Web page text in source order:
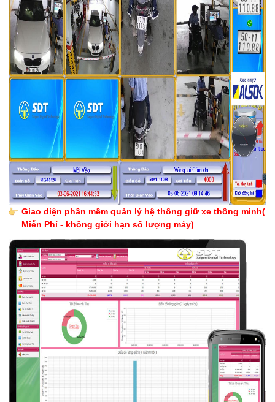
Giao diện phần mềm quản lý hệ thống giữ xe thông minh(
Miễn Phí - không giới hạn số lượng máy)